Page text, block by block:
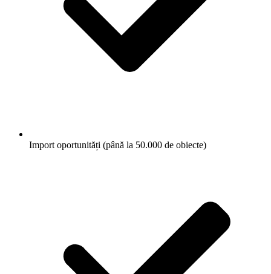
Import oportunități (până la 50.000 de obiecte)